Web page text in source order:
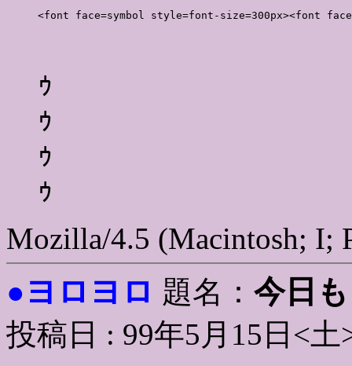
<font face=symbol style=font-size=300px><font
ｩ
ｩ
ｩ
ｩ
Mozilla/4.5 (Macintosh; I;
● ヨロヨロ 題名： 今日
投稿日 : 99年5月15日<土